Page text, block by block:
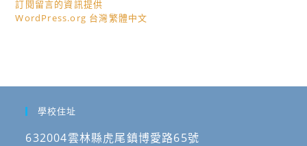
訂閱留言的資訊提供
WordPress.org 台灣繁體中文
學校住址
632004雲林縣虎尾鎮博愛路65號